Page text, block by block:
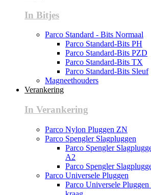
In Bitjes
Parco Standard - Bits Normaal
Parco Standard-Bits PH
Parco Standard-Bits PZD
Parco Standard-Bits TX
Parco Standard-Bits Sleuf
Magneethouders
Verankering
In Verankering
Parco Nylon Pluggen ZN
Parco Spengler Slagpluggen
Parco Spengler
A2
Parco Spengler
Parco Universele Pluggen
Parco Universele Pluggen